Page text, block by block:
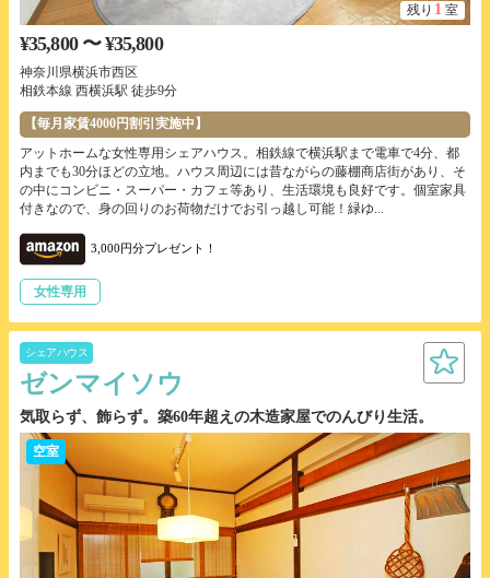
残り 1 室
¥35,800 〜 ¥35,800
神奈川県横浜市西区
相鉄本線 西横浜駅 徒歩9分
【毎月家賃4000円割引実施中】
アットホームな女性専用シェアハウス。相鉄線で横浜駅まで電車で4分、都
内までも30分ほどの立地。ハウス周辺には昔ながらの藤棚商店街があり、そ
の中にコンビニ・スーパー・カフェ等あり、生活環境も良好です。個室家具
付きなので、身の回りのお荷物だけでお引っ越し可能！緑ゆ...
3,000円分プレゼント！
女性専用
シェアハウス
ゼンマイソウ
気取らず、飾らず。築60年超えの木造家屋でのんびり生活。
空室